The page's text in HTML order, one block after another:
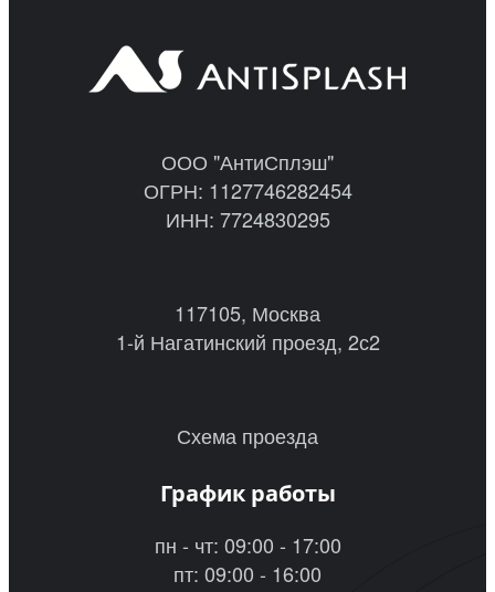
ООО "АнтиСплэш"
ОГРН: 1127746282454
ИНН: 7724830295
117105, Москва
1-й Нагатинский проезд, 2с2
Схема проезда
График работы
пн - чт: 09:00 - 17:00
пт: 09:00 - 16:00